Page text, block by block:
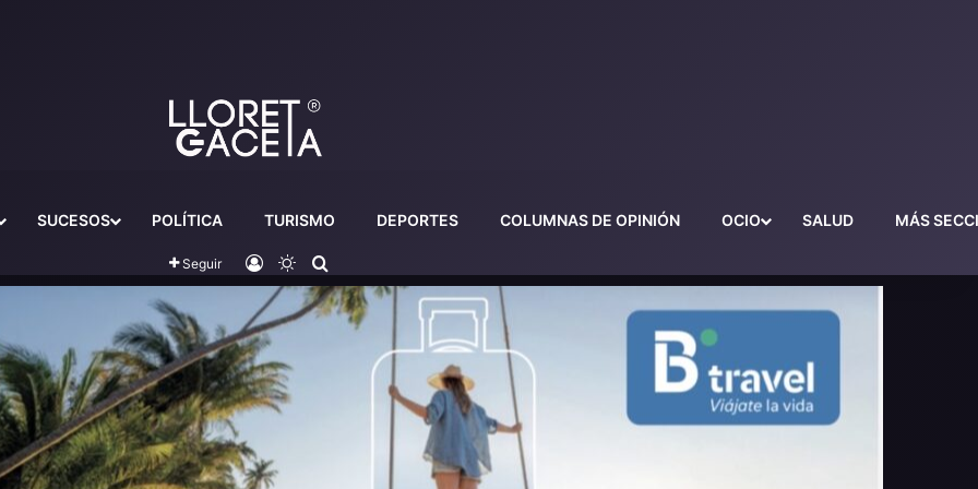
SUCESOS POLÍTICA TURISMO DEPORTES COLUMNAS DE OPINIÓN OCIO SALUD MÁS
Seguir Iniciar sesión
Switch skin